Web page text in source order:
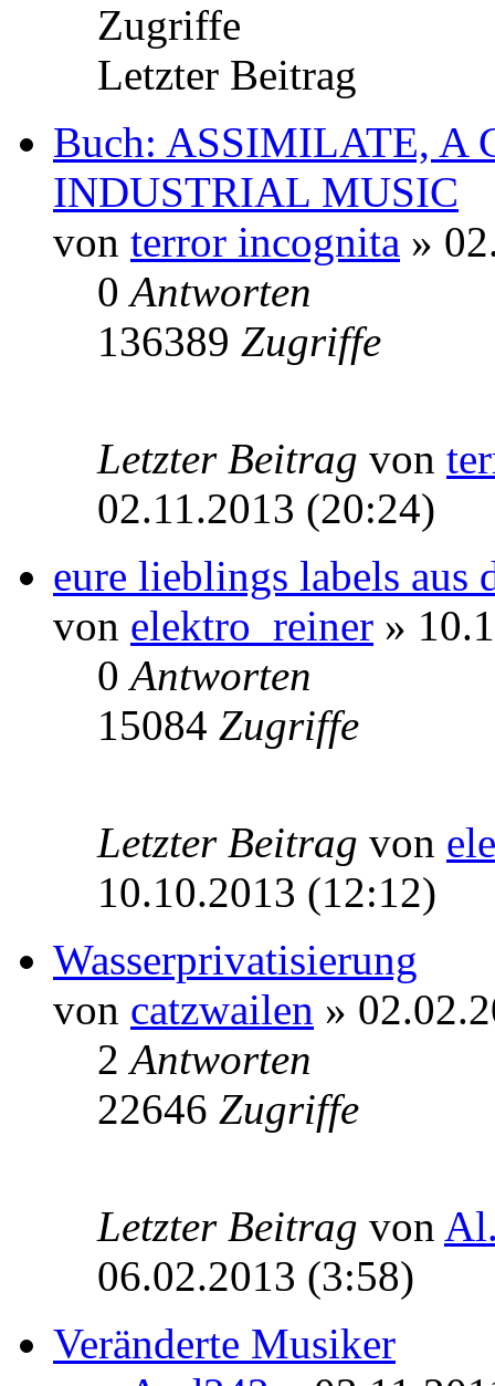
Zugriffe
Letzter Beitrag
Buch: ASSIMILATE, A
INDUSTRIAL MUSIC
von terror incognita »
0Antworten
136389 Zugriffe
Letzter Beitrag von
02.11.2013 (20:24)
eure lieblings labels aus
von elektro_reiner »
0Antworten
15084 Zugriffe
Letzter Beitrag von
10.10.2013 (12:12)
Wasserprivatisierung
von catzwailen »
2Antworten
22646 Zugriffe
Letzter Beitrag von
06.02.2013 (3:58)
Veränderte Musiker